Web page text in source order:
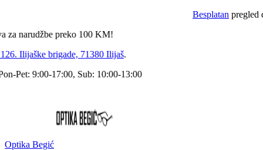
Besplatan pregled
preko 100KM!
Ilijaške brigade, 71380 Ilijaš.
9:00-17:00, Sub: 10:00-13:00
Optika Begić